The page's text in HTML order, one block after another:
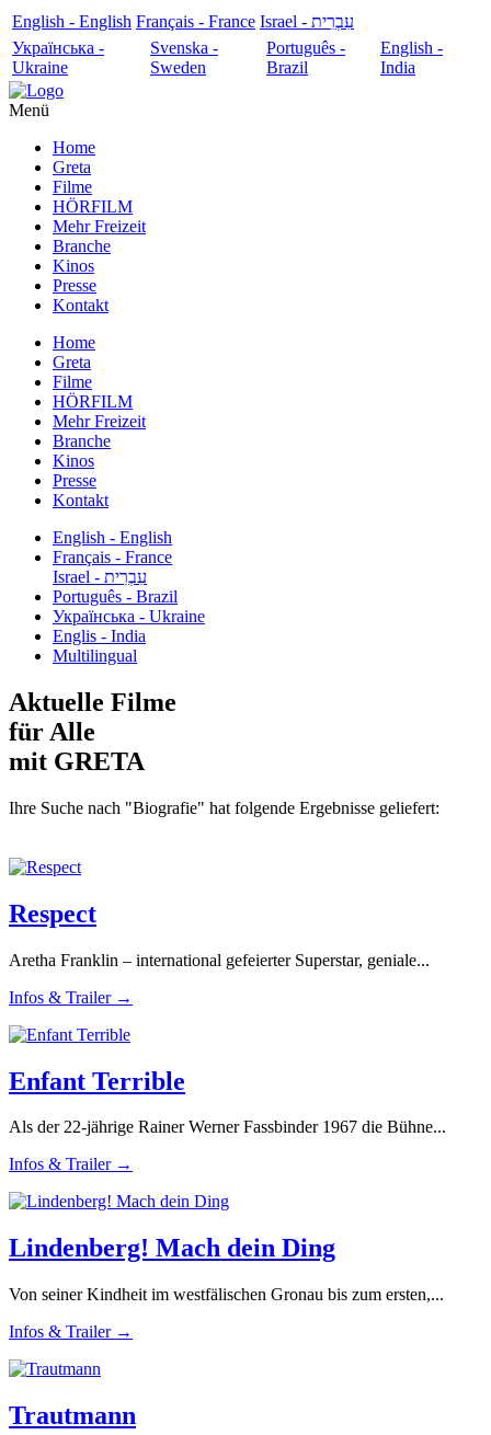
English - English Français - France
עִבְרִית - Israel
Українська -
Ukraine
Svenska -
Sweden
Português -
Brazil
English -
India
Menü
Home
Greta
Filme
HÖRFILM
Mehr Freizeit
Branche
Kinos
Presse
Kontakt
Home
Greta
Filme
HÖRFILM
Mehr Freizeit
Branche
Kinos
Presse
Kontakt
English - English
Français - France
עִבְרִית - Israel
Português - Brazil
Українська - Ukraine
Englis - India
Multilingual
Aktuelle Filme
für Alle
mit GRETA
Ihre Suche nach "Biografie" hat folgende Ergebnisse geliefert:
Respect
Aretha Franklin – international gefeierter Superstar, geniale...
Infos & Trailer →
Enfant Terrible
Als der 22-jährige Rainer Werner Fassbinder 1967 die Bühne...
Infos & Trailer →
Lindenberg! Mach dein Ding
Von seiner Kindheit im westfälischen Gronau bis zum ersten,...
Infos & Trailer →
Trautmann